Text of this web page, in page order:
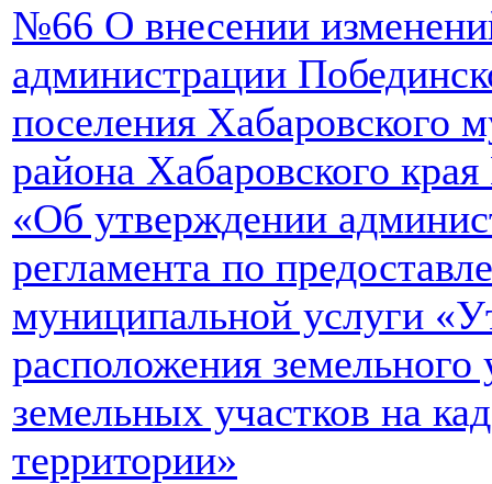
№66 О внесении
администрации
поселения Хабаровского
района Хабаровского
«Об утверждении
регламента по
муниципальной услуги
расположения земельного
земельных участков на
территории»